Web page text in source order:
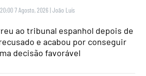
20:00 7 Agosto, 2026 |João Luís
ao tribunal espanhol depois de
e acabou por conseguir
decisão favorável